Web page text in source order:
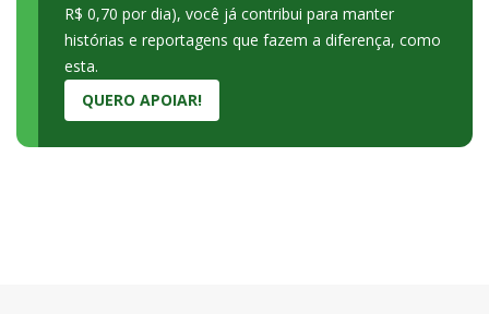
R$ 0,70 por dia), você já contribui para manter
histórias e reportagens que fazem a diferença, como
esta.
QUERO APOIAR!